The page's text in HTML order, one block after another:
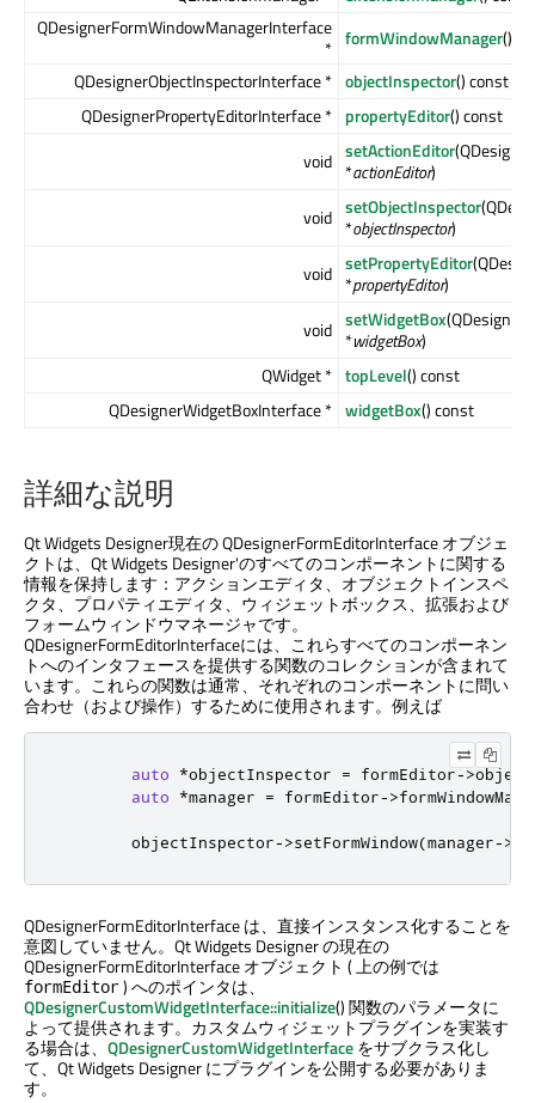
QDesignerFormWindowManagerInterface
* formWindowManager()
QDesignerObjectInspectorInterface * objectInspector() const
QDesignerPropertyEditorInterface * propertyEditor() const
void setActionEditor
*actionEditor)
void setObjectInspector
*objectInspector)
void setPropertyEditor
*propertyEditor)
void setWidgetBox
*widgetBox)
QWidget * topLevel() const
QDesignerWidgetBoxInterface * widgetBox() const
詳細な説明
Qt Widgets Designer現在の QDesignerFormEditorInterface オブジェ
クトは、 Qt Widgets Designer'のすべてのコンポーネントに関する
情報を保持します：アクションエディタ、オブジェクトインスペ
クタ、プロパティエディタ、ウィジェットボックス、拡張および
フォームウィンドウマネージャです。
QDesignerFormEditorInterfaceには、これらすべてのコンポーネン
トへのインタフェースを提供する関数のコレクションが含まれて
います。これらの関数は通常、それぞれのコンポーネントに問い
合わせ（および操作）するために使用されます。例えば
auto *objectInspector = formEditor->
auto
*manager = formEditor->
        objectInspector
->setFormWindow(manager->
QDesignerFormEditorInterface は、直接インスタンス化することを
意図していません。 Qt Widgets Designerの現在の
QDesignerFormEditorInterface オブジェクト ( 上の例では
formEditor) へのポインタは、
QDesignerCustomWidgetInterface::initialize() 関数のパラメータに
よって提供されます。カスタムウィジェットプラグインを実装す
る場合は、 QDesignerCustomWidgetInterfaceをサブクラス化し
て、 Qt Widgets Designerにプラグインを公開する必要がありま
す。